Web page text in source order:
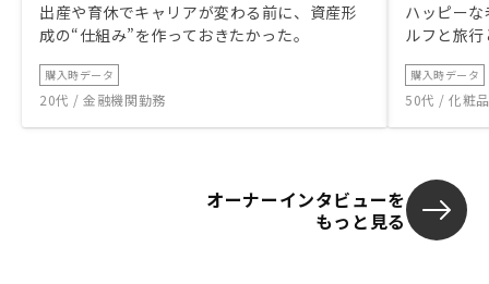
出産や育休でキャリアが変わる前に、資産形
成の“仕組み”を作っておきたかった。
購入時データ
20代 / 金融機関勤務
ハッピー
ルフと旅
購入時データ
50代 / 化粧
オーナーインタビューを
もっと見る